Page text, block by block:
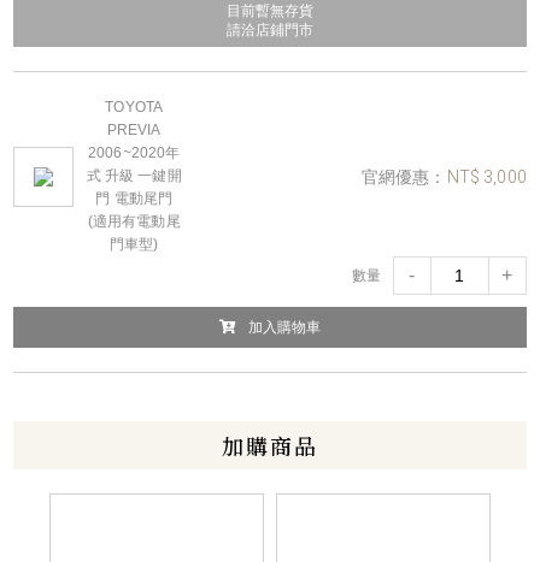
目前暫無存貨
請洽店鋪門市
TOYOTA
PREVIA
2006~2020年
式 升級 一鍵開
門 電動尾門
(適用有電動尾
門車型)
官網優惠： NT$ 3,000
數量 - +
加入購物車
加購商品